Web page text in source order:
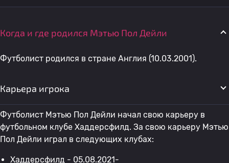
Когда и где родился Мэтью Пол Дейли
Футболист родился в стране Англия (10.03.2001).
Карьера игрока
Футболист Мэтью Пол Дейли начал свою карьеру в
футбольном клубе Хаддерсфилд. За свою карьеру Мэтью
Пол Дейли играл в следующих клубах:
Хаддерсфилд - 05.08.2021-